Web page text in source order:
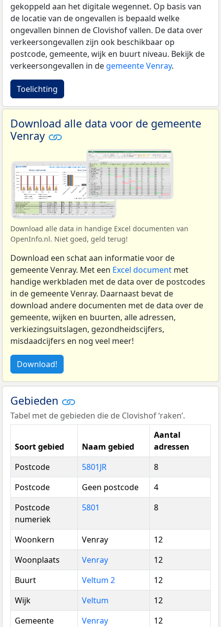
gekoppeld aan het digitale wegennet. Op basis van
de locatie van de ongevallen is bepaald welke
ongevallen binnen de Clovishof vallen. De data over
verkeersongevallen zijn ook beschikbaar op
postcode, gemeente, wijk en buurt niveau. Bekijk de
verkeersongevallen in de gemeente Venray.
Toelichting
Download alle data voor de gemeente
Venray
Download alle data in handige Excel documenten van
OpenInfo.nl. Niet goed, geld terug!
Download een schat aan informatie voor de
gemeente Venray. Met een Excel document met
handige werkbladen met de data over de postcodes
in de gemeente Venray. Daarnaast bevat de
download andere documenten met de data over de
gemeente, wijken en buurten, alle adressen,
verkiezingsuitslagen, gezondheidscijfers,
misdaadcijfers en nog veel meer!
Download!
Gebieden
Tabel met de gebieden die de Clovishof ‘raken’.
Soort gebied Naam gebied
Aantal
adressen
Postcode
5801JR
8
Postcode
Geen postcode
4
Postcode
numeriek
5801 8
Woonkern Venray
12
Woonplaats
Venray
12
Buurt
Veltum 2
12
Wijk
Veltum
12
Gemeente
Venray
12